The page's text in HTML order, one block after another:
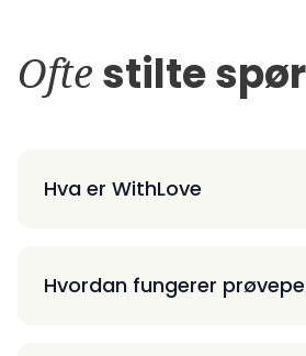
Ofte stilte
Hva er WithLove
Hvordan fungerer